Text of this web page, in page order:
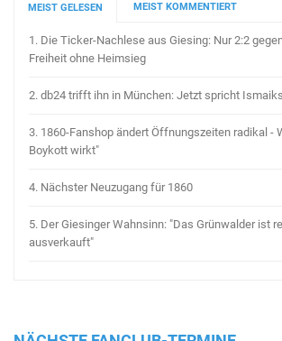
MEIST GELESEN MEIST KOMMENTIERT
1. Die Ticker-Nachlese aus Giesing: Nur 2:2
Freiheit ohne Heimsieg
2. db24 trifft ihn in München: Jetzt spricht
3. 1860-Fanshop ändert Öffnungszeiten radikal -
Boykott wirkt"
4. Nächster Neuzugang für 1860
5. Der Giesinger Wahnsinn: "Das Grünwalder ist
ausverkauft"